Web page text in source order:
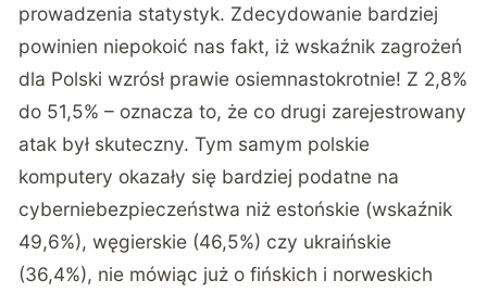
prowadzenia statystyk. Zdecydowanie bardziej
powinien niepokoić nas fakt, iż wskaźnik zagrożeń
dla Polski wzrósł prawie osiemnastokrotnie! Z 2,8%
do 51,5% – oznacza to, że co drugi zarejestrowany
atak był skuteczny. Tym samym polskie
komputery okazały się bardziej podatne na
cyberniebezpieczeństwa niż estońskie (wskaźnik
49,6%), węgierskie (46,5%) czy ukraińskie
(36,4%), nie mówiąc już o fińskich i norweskich